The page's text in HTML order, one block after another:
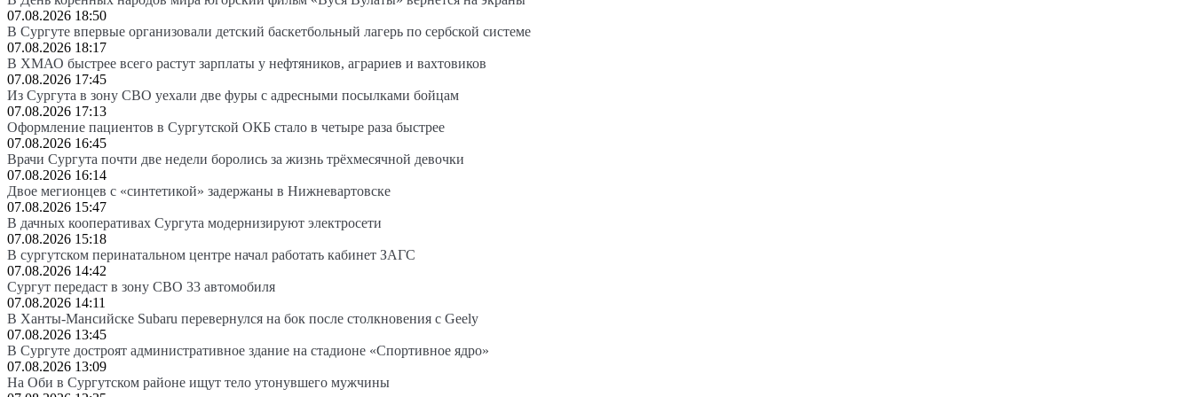
07.08.2026 18:50
В Сургуте впервые организовали детский баскетбольный лагерь по сербской системе
07.08.2026 18:17
В ХМАО быстрее всего растут зарплаты у нефтяников, аграриев и вахтовиков
07.08.2026 17:45
Из Сургута в зону СВО уехали две фуры с адресными посылками бойцам
07.08.2026 17:13
Оформление пациентов в Сургутской ОКБ стало в четыре раза быстрее
07.08.2026 16:45
Врачи Сургута почти две недели боролись за жизнь трёхмесячной девочки
07.08.2026 16:14
Двое мегионцев с «синтетикой» задержаны в Нижневартовске
07.08.2026 15:47
В дачных кооперативах Сургута модернизируют электросети
07.08.2026 15:18
В сургутском перинатальном центре начал работать кабинет ЗАГС
07.08.2026 14:42
Сургут передаст в зону СВО 33 автомобиля
07.08.2026 14:11
В Ханты-Мансийске Subaru перевернулся на бок после столкновения с Geely
07.08.2026 13:45
В Сургуте достроят административное здание на стадионе «Спортивное ядро»
07.08.2026 13:09
На Оби в Сургутском районе ищут тело утонувшего мужчины